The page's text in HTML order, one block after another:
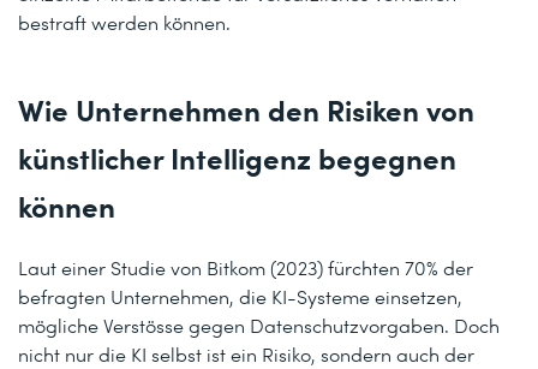
bestraft werden können.
Wie Unternehmen den Risiken von
künstlicher Intelligenz begegnen
können
Laut einer Studie von Bitkom (2023) fürchten 70% der
befragten Unternehmen, die KI-Systeme einsetzen,
mögliche Verstösse gegen Datenschutzvorgaben. Doch
nicht nur die KI selbst ist ein Risiko, sondern auch der